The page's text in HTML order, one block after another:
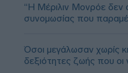
“Η Μέριλιν Μονρόε δεν
συνομωσίας που
Όσοι μεγάλωσαν χωρίς
δεξιότητες ζωής που